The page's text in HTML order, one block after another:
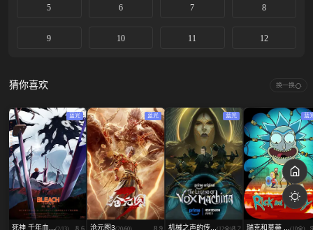
5 6 7 8
9 10 11 12
猜你喜欢 换一换
蓝光
死神 千年血... 8.6
蓝光
沧元图3 8.9
蓝光
机械之声的传... 8.2
蓝
瑞克和莫蒂 ...